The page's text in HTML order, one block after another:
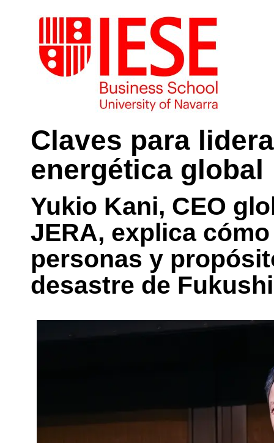
Claves para
energética global
Yukio Kani, CEO
JERA, explica
personas y
desastre de